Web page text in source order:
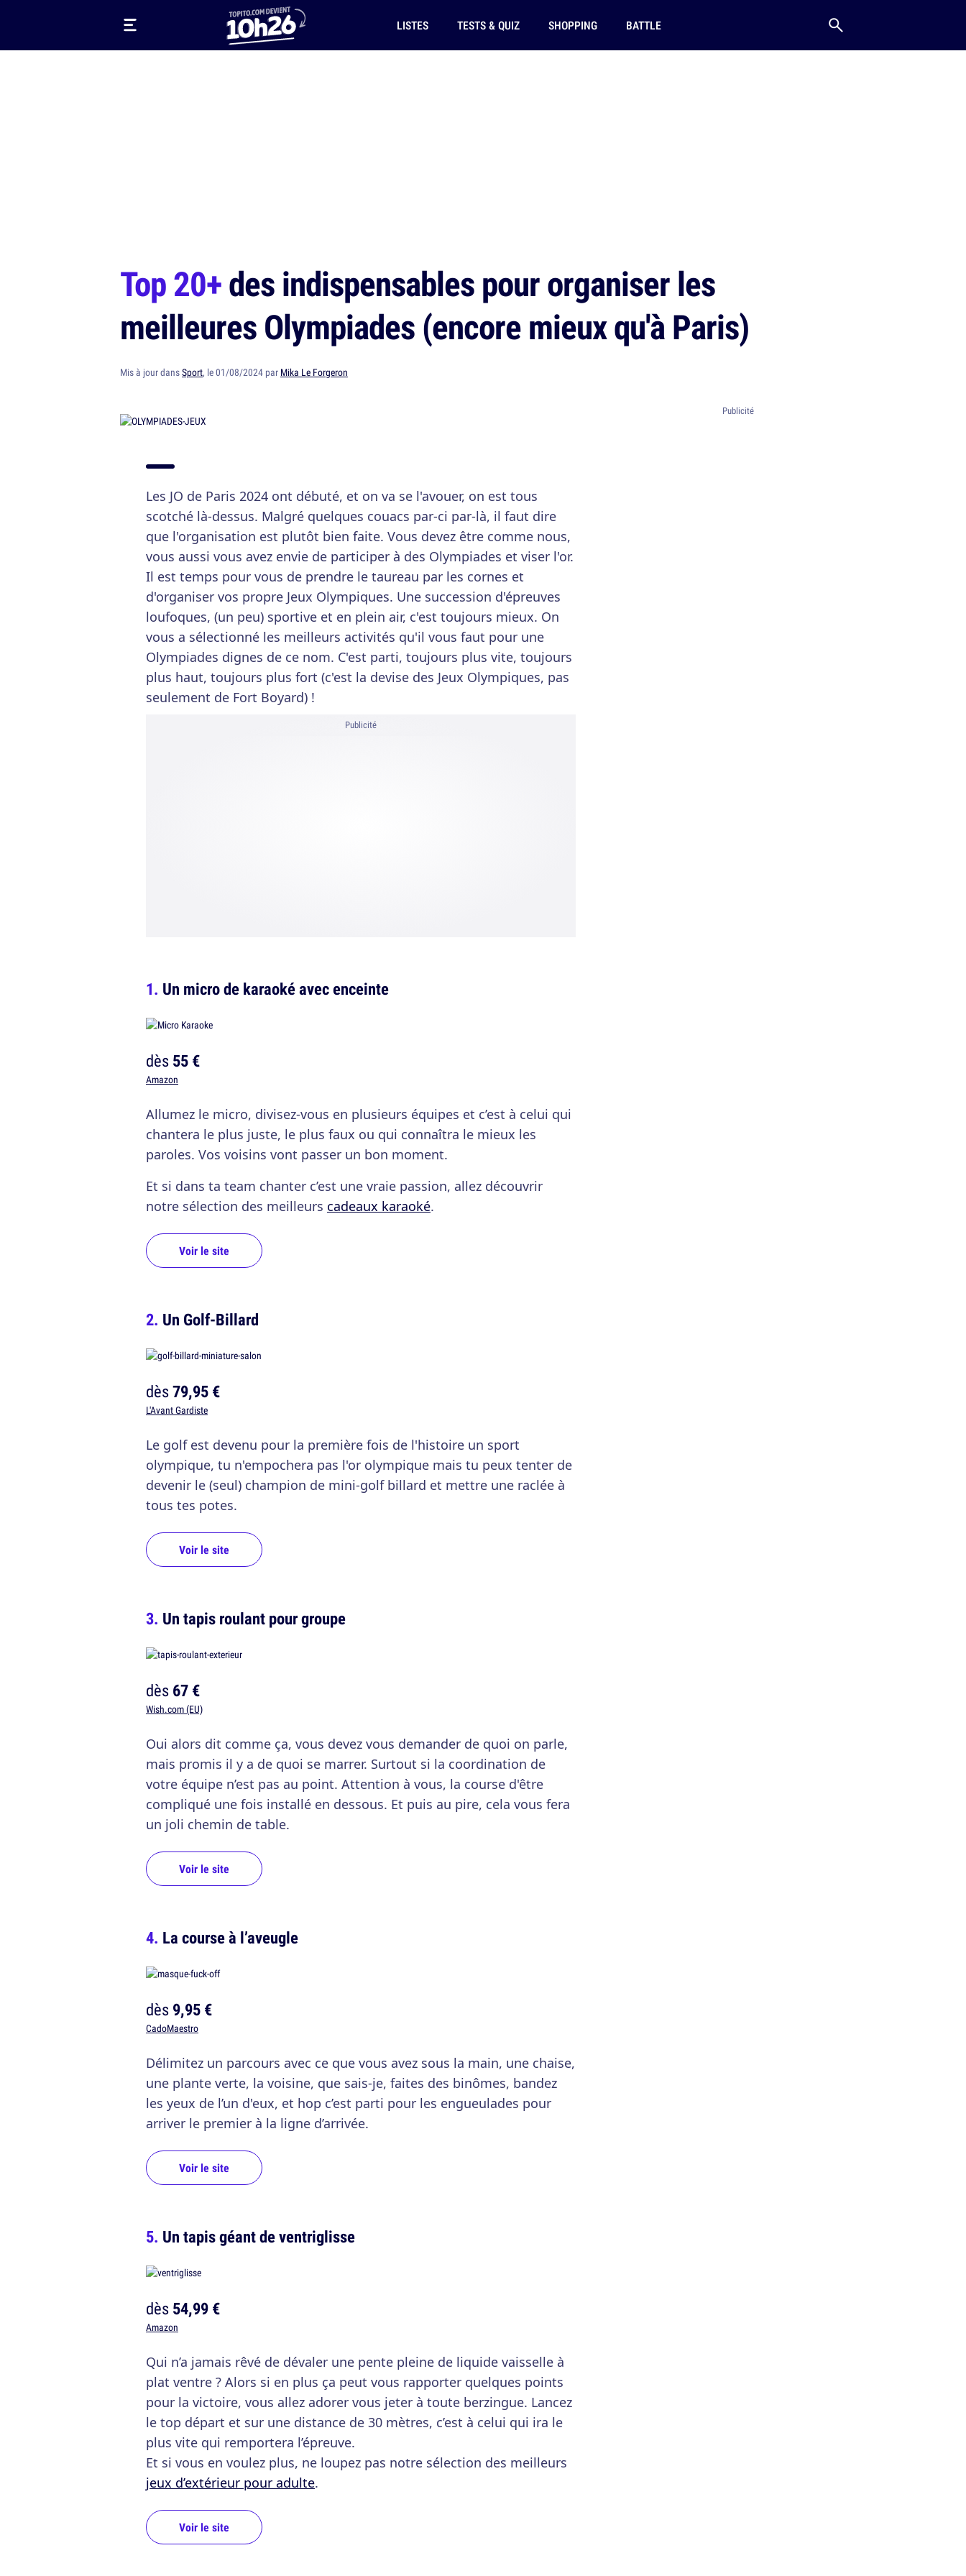
LISTES TESTS & QUIZ SHOPPING BATTLE
Top 20+des indispensables pour organiser les
meilleures Olympiades (encore mieux qu'à Paris)
Mis à jour dansSport, le 01/08/2024 par Mika Le Forgeron
Les JO de Paris 2024 ont débuté, et on va se l'avouer, on est tous
scotché là-dessus. Malgré quelques couacs par-ci par-là, il faut dire
que l'organisation est plutôt bien faite. Vous devez être comme nous,
vous aussi vous avez envie de participer à des Olympiades et viser l'or.
Il est temps pour vous de prendre le taureau par les cornes et
d'organiser vos propre Jeux Olympiques. Une succession d'épreuves
loufoques, (un peu) sportive et en plein air, c'est toujours mieux. On
vous a sélectionné les meilleurs activités qu'il vous faut pour une
Olympiades dignes de ce nom. C'est parti, toujours plus vite, toujours
plus haut, toujours plus fort (c'est la devise des Jeux Olympiques, pas
seulement de Fort Boyard) !
Publicité
Un micro de karaoké avec enceinte
dès55 €
Amazon
Allumez le micro, divisez-vous en plusieurs équipes et c’est à celui qui
chantera le plus juste, le plus faux ou qui connaîtra le mieux les
paroles. Vos voisins vont passer un bon moment.
Et si dans ta team chanter c’est une vraie passion, allez découvrir
notre sélection des meilleurs cadeaux karaoké.
Voir le site
Un Golf-Billard
dès79,95 €
L'Avant Gardiste
Le golf est devenu pour la première fois de l'histoire un sport
olympique, tu n'empochera pas l'or olympique mais tu peux tenter de
devenir le (seul) champion de mini-golf billard et mettre une raclée à
tous tes potes.
Voir le site
Un tapis roulant pour groupe
dès67 €
Wish.com (EU)
Oui alors dit comme ça, vous devez vous demander de quoi on parle,
mais promis il y a de quoi se marrer. Surtout si la coordination de
votre équipe n’est pas au point. Attention à vous, la course d'être
compliqué une fois installé en dessous. Et puis au pire, cela vous fera
un joli chemin de table.
Voir le site
La course à l’aveugle
dès9,95 €
CadoMaestro
Délimitez un parcours avec ce que vous avez sous la main, une chaise,
une plante verte, la voisine, que sais-je, faites des binômes, bandez
les yeux de l’un d'eux, et hop c’est parti pour les engueulades pour
arriver le premier à la ligne d’arrivée.
Voir le site
Un tapis géant de ventriglisse
dès54,99 €
Amazon
Qui n’a jamais rêvé de dévaler une pente pleine de liquide vaisselle à
plat ventre ? Alors si en plus ça peut vous rapporter quelques points
pour la victoire, vous allez adorer vous jeter à toute berzingue. Lancez
le top départ et sur une distance de 30 mètres, c’est à celui qui ira le
plus vite qui remportera l’épreuve.
Et si vous en voulez plus, ne loupez pas notre sélection des meilleurs
jeux d’extérieur pour adulte.
Voir le site